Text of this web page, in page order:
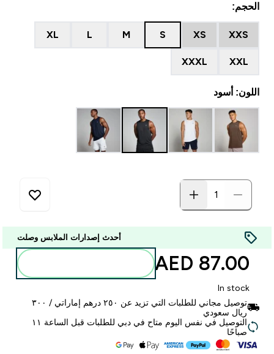
الحجم:
XXS
XS
S
M
L
XL
XXL
XXXL
اللون: أسود
أحدث إصدارات الملابس وصلت
87.00 AED‎
In stock
توصيل مجاني للطلبات التي تزيد عن ٢٥٠ درهم إماراتي / ٣٠٠
ريال سعودي
التوصيل في نفس اليوم متاح في دبي للطلبات قبل الساعة ١١
صباحًا